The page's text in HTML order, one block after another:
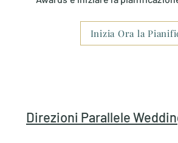
Scalette & Tendenze
Inizia Ora la
Direzioni Parallele